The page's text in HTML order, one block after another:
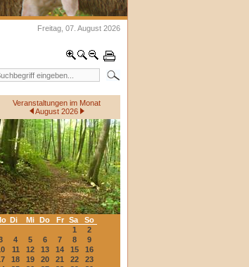
Freitag, 07. August 2026
Veranstaltungen im Monat
August 2026
Di Mi Do Fr Sa
So
1
2
4 5 6 7 8
9
11 12 13 14 15
16
18 19 20 21 22
23